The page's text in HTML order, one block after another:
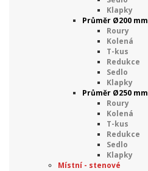
Klapky
Průměr Ø200 mm
Roury
Kolená
T-kus
Redukce
Sedlo
Klapky
Průměr Ø250 mm
Roury
Kolená
T-kus
Redukce
Sedlo
Klapky
Místní - stenové